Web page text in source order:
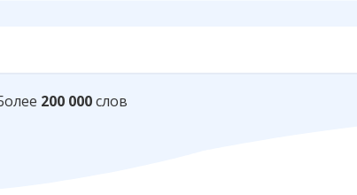
200 000слов